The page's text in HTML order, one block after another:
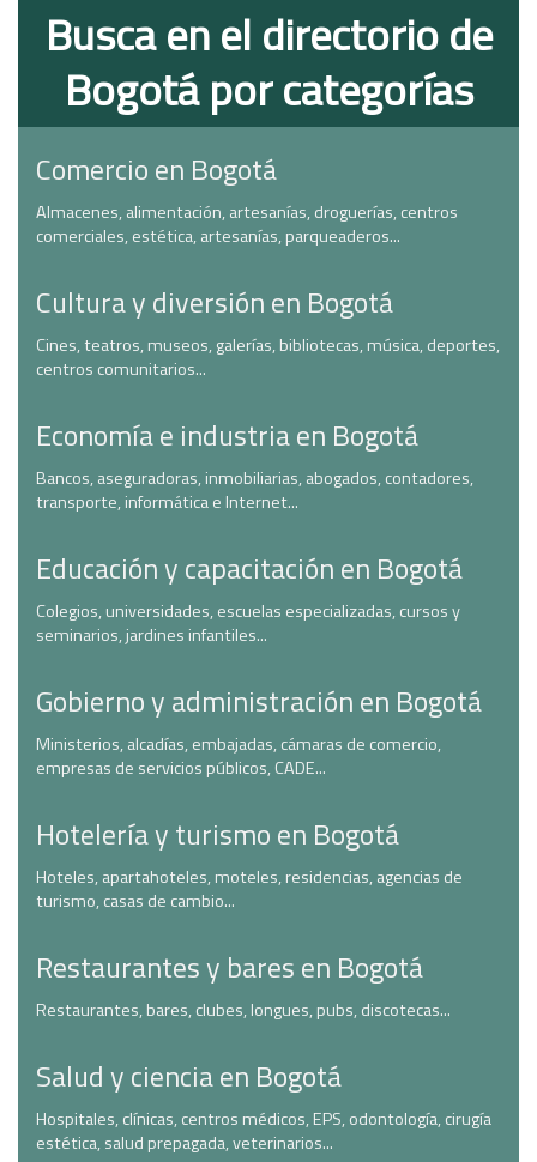
Busca en el directorio de
Bogotá por categorías
Comercio en Bogotá
Almacenes, alimentación, artesanías, droguerías, centros
comerciales, estética, artesanías, parqueaderos...
Cultura y diversión en Bogotá
Cines, teatros, museos, galerías, bibliotecas, música, deportes,
centros comunitarios...
Economía e industria en Bogotá
Bancos, aseguradoras, inmobiliarias, abogados, contadores,
transporte, informática e Internet...
Educación y capacitación en Bogotá
Colegios, universidades, escuelas especializadas, cursos y
seminarios, jardines infantiles...
Gobierno y administración en Bogotá
Ministerios, alcadías, embajadas, cámaras de comercio,
empresas de servicios públicos, CADE...
Hotelería y turismo en Bogotá
Hoteles, apartahoteles, moteles, residencias, agencias de
turismo, casas de cambio...
Restaurantes y bares en Bogotá
Restaurantes, bares, clubes, longues, pubs, discotecas...
Salud y ciencia en Bogotá
Hospitales, clínicas, centros médicos, EPS, odontología, cirugía
estética, salud prepagada, veterinarios...